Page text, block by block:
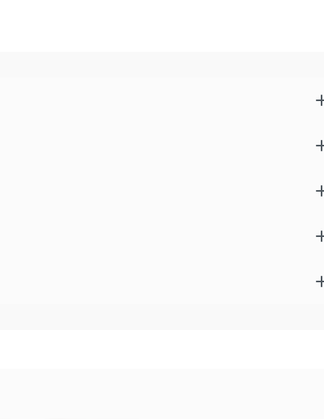
sedí a přitom poskytuje naprostou volnost pohybu